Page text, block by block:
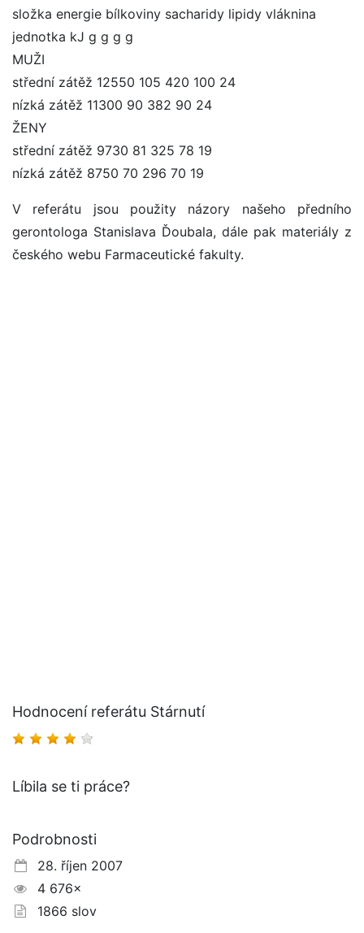
složka energie bílkoviny sacharidy lipidy vláknina
jednotka kJ g g g g
MUŽI
střední zátěž 12550 105 420 100 24
nízká zátěž 11300 90 382 90 24
ŽENY
střední zátěž 9730 81 325 78 19
nízká zátěž 8750 70 296 70 19
V referátu jsou použity názory našeho předního
gerontologa Stanislava Ďoubala, dále pak materiály z
českého webu Farmaceutické fakulty.
Hodnocení referátu Stárnutí
Líbila se ti práce?
Podrobnosti
28. říjen 2007
4 676×
1866 slov